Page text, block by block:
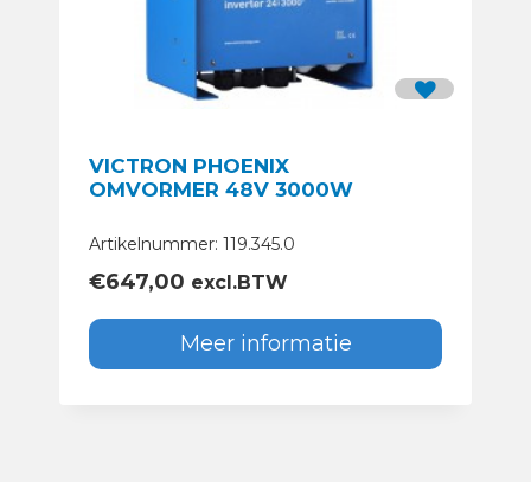
VICTRON PHOENIX
OMVORMER 48V 3000W
Artikelnummer: 119.345.0
€647,00 excl.BTW
Meer informatie